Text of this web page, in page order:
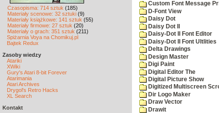
Czasopisma: 714 sztuk (185)
Materiały scenowe: 32 sztuki (9)
Materiały książkowe: 141 sztuk (55)
Materiały firmowe: 27 sztuk (20)
Materiały o grach: 351 sztuk (211)
Spiżarnia Voya na Chomikuj.pl
Bajtek Redux
Zasoby wiedzy
Atariki
XWiki
Gury's Atari 8-bit Forever
Atarimania
Atari Archives
Drygol's Retro Hacks
XL Search
Kontakt
Custom Font Message
D-Font View
Daisy Dot
Daisy Dot II
Daisy-Dot II Font Editor
Daisy-Dot II Font Ultlities
Delta Drawings
Design Master
Digi Paint
Digital Editor The
Digital Picture Show
Digitized Multiscreen
Dir Logo Maker
Draw Vector
Drawit